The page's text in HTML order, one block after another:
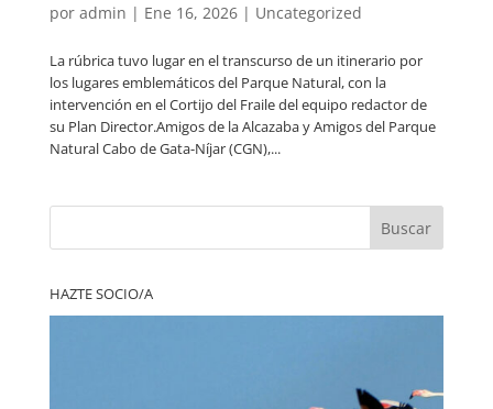
por admin | Ene 16, 2026| Uncategorized
La rúbrica tuvo lugar en el transcurso de un itinerario por
los lugares emblemáticos del Parque Natural, con la
intervención en el Cortijo del Fraile del equipo redactor de
su Plan Director.Amigos de la Alcazaba y Amigos del Parque
Natural Cabo de Gata-Níjar (CGN),...
Buscar
HAZTE SOCIO/A